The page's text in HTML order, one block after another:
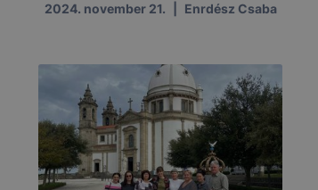
2024. november 21. Enrdész Csaba